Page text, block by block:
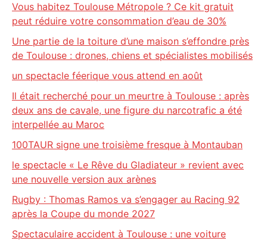
Vous habitez Toulouse Métropole ? Ce kit gratuit
peut réduire votre consommation d’eau de 30%
Une partie de la toiture d’une maison s’effondre près
de Toulouse : drones, chiens et spécialistes mobilisés
un spectacle féerique vous attend en août
Il était recherché pour un meurtre à Toulouse : après
deux ans de cavale, une figure du narcotrafic a été
interpellée au Maroc
100TAUR signe une troisième fresque à Montauban
le spectacle « Le Rêve du Gladiateur » revient avec
une nouvelle version aux arènes
Rugby : Thomas Ramos va s’engager au Racing 92
après la Coupe du monde 2027
Spectaculaire accident à Toulouse : une voiture